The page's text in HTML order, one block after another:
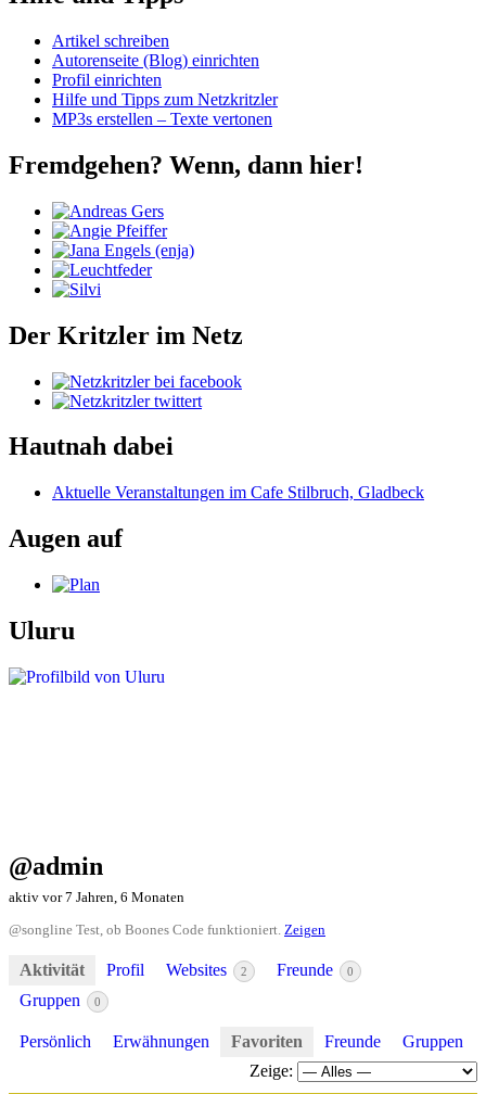
Artikel schreiben
Autorenseite (Blog) einrichten
Profil einrichten
Hilfe und Tipps zum Netzkritzler
MP3s erstellen – Texte vertonen
Fremdgehen? Wenn, dann hier!
Der Kritzler im Netz
Hautnah dabei
Aktuelle Veranstaltungen im Cafe Stilbruch, Gladbeck
Augen auf
Uluru
@admin
aktiv vor 7 Jahren, 6 Monaten
@songline Test, ob Boones Code funktioniert. Zeigen
Aktivität Profil Websites 2 Freunde 0
Gruppen 0
Persönlich Erwähnungen Favoriten Freunde
Gruppen
Zeige: